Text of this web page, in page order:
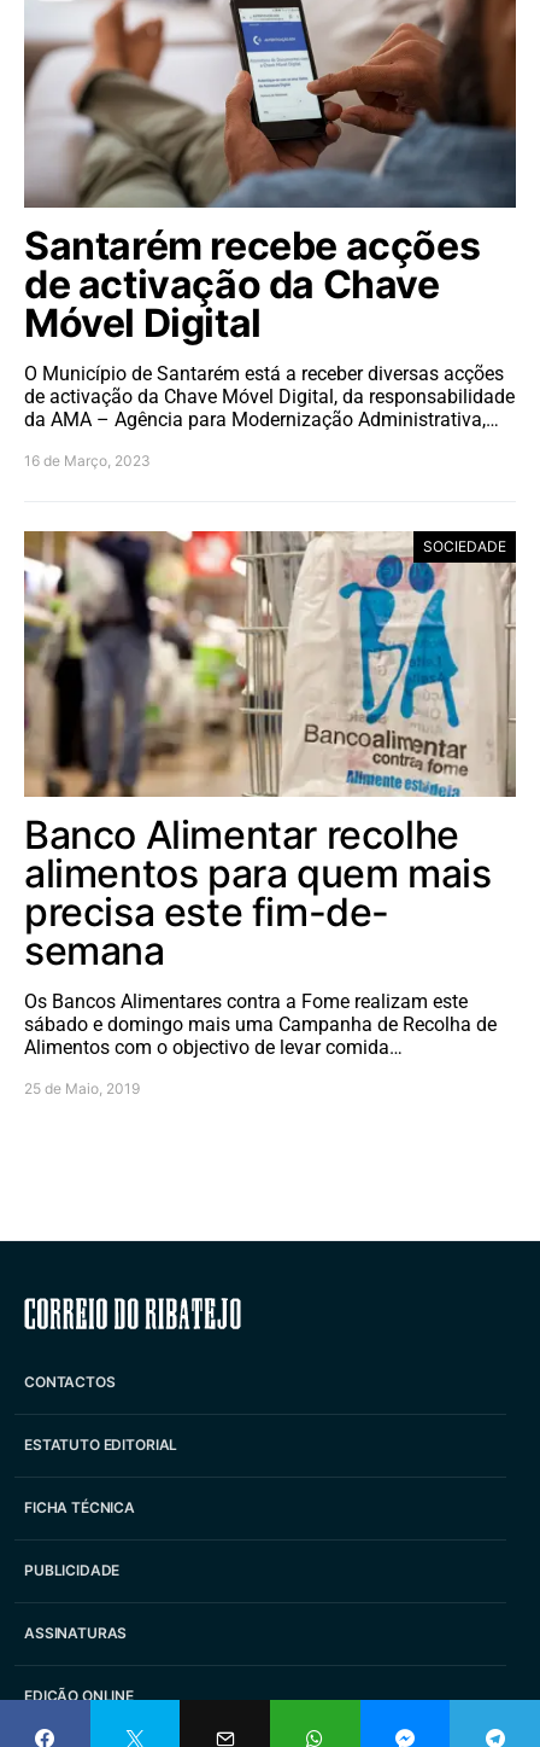
Santarém recebe acções
de activação da Chave
Móvel Digital
O Município de Santarém está a receber diversas acções
de activação da Chave Móvel Digital, da responsabilidade
da AMA – Agência para Modernização Administrativa,…
16 de Março, 2023
SOCIEDADE
Banco Alimentar recolhe
alimentos para quem mais
precisa este fim-de-
semana
Os Bancos Alimentares contra a Fome realizam este
sábado e domingo mais uma Campanha de Recolha de
Alimentos com o objectivo de levar comida…
25 de Maio, 2019
Correio do Ribatejo
CONTACTOS
ESTATUTO EDITORIAL
FICHA TÉCNICA
PUBLICIDADE
ASSINATURAS
EDIÇÃO ONLINE